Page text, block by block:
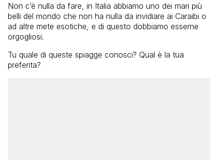
Non c’è nulla da fare, in Italia abbiamo uno dei mari più
belli del mondo che non ha nulla da invidiare ai Caraibi o
ad altre mete esotiche, e di questo dobbiamo esserne
orgogliosi.
Tu quale di queste spiagge conosci? Qual è la tua
preferita?